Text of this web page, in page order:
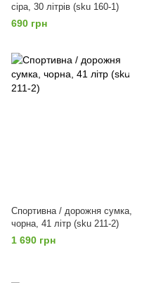
сіра, 30 літрів (sku 160-1)
690 грн
Спортивна / дорожня сумка,
чорна, 41 літр (sku 211-2)
1 690 грн